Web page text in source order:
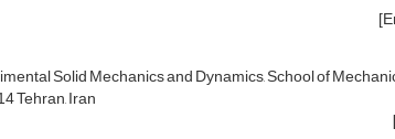
Solid Mechanics and Dynamics, School of
Tehran, Iran